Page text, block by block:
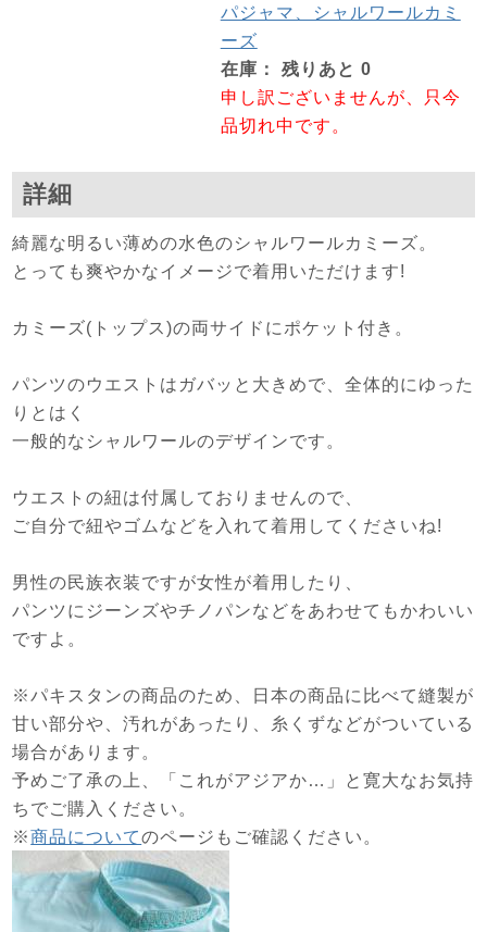
パジャマ、シャルワールカミ
ーズ
在庫：
残りあと 0
申し訳ございませんが、只今
品切れ中です。
詳細
綺麗な明るい薄めの水色のシャルワールカミーズ。
とっても爽やかなイメージで着用いただけます!
カミーズ(トップス)の両サイドにポケット付き。
パンツのウエストはガバッと大きめで、全体的にゆった
りとはく
一般的なシャルワールのデザインです。
ウエストの紐は付属しておりませんので、
ご自分で紐やゴムなどを入れて着用してくださいね!
男性の民族衣装ですが女性が着用したり、
パンツにジーンズやチノパンなどをあわせてもかわいい
ですよ。
※パキスタンの商品のため、日本の商品に比べて縫製が
甘い部分や、汚れがあったり、糸くずなどがついている
場合があります。
予めご了承の上、「これがアジアか…」と寛大なお気持
ちでご購入ください。
※商品についてのページもご確認ください。